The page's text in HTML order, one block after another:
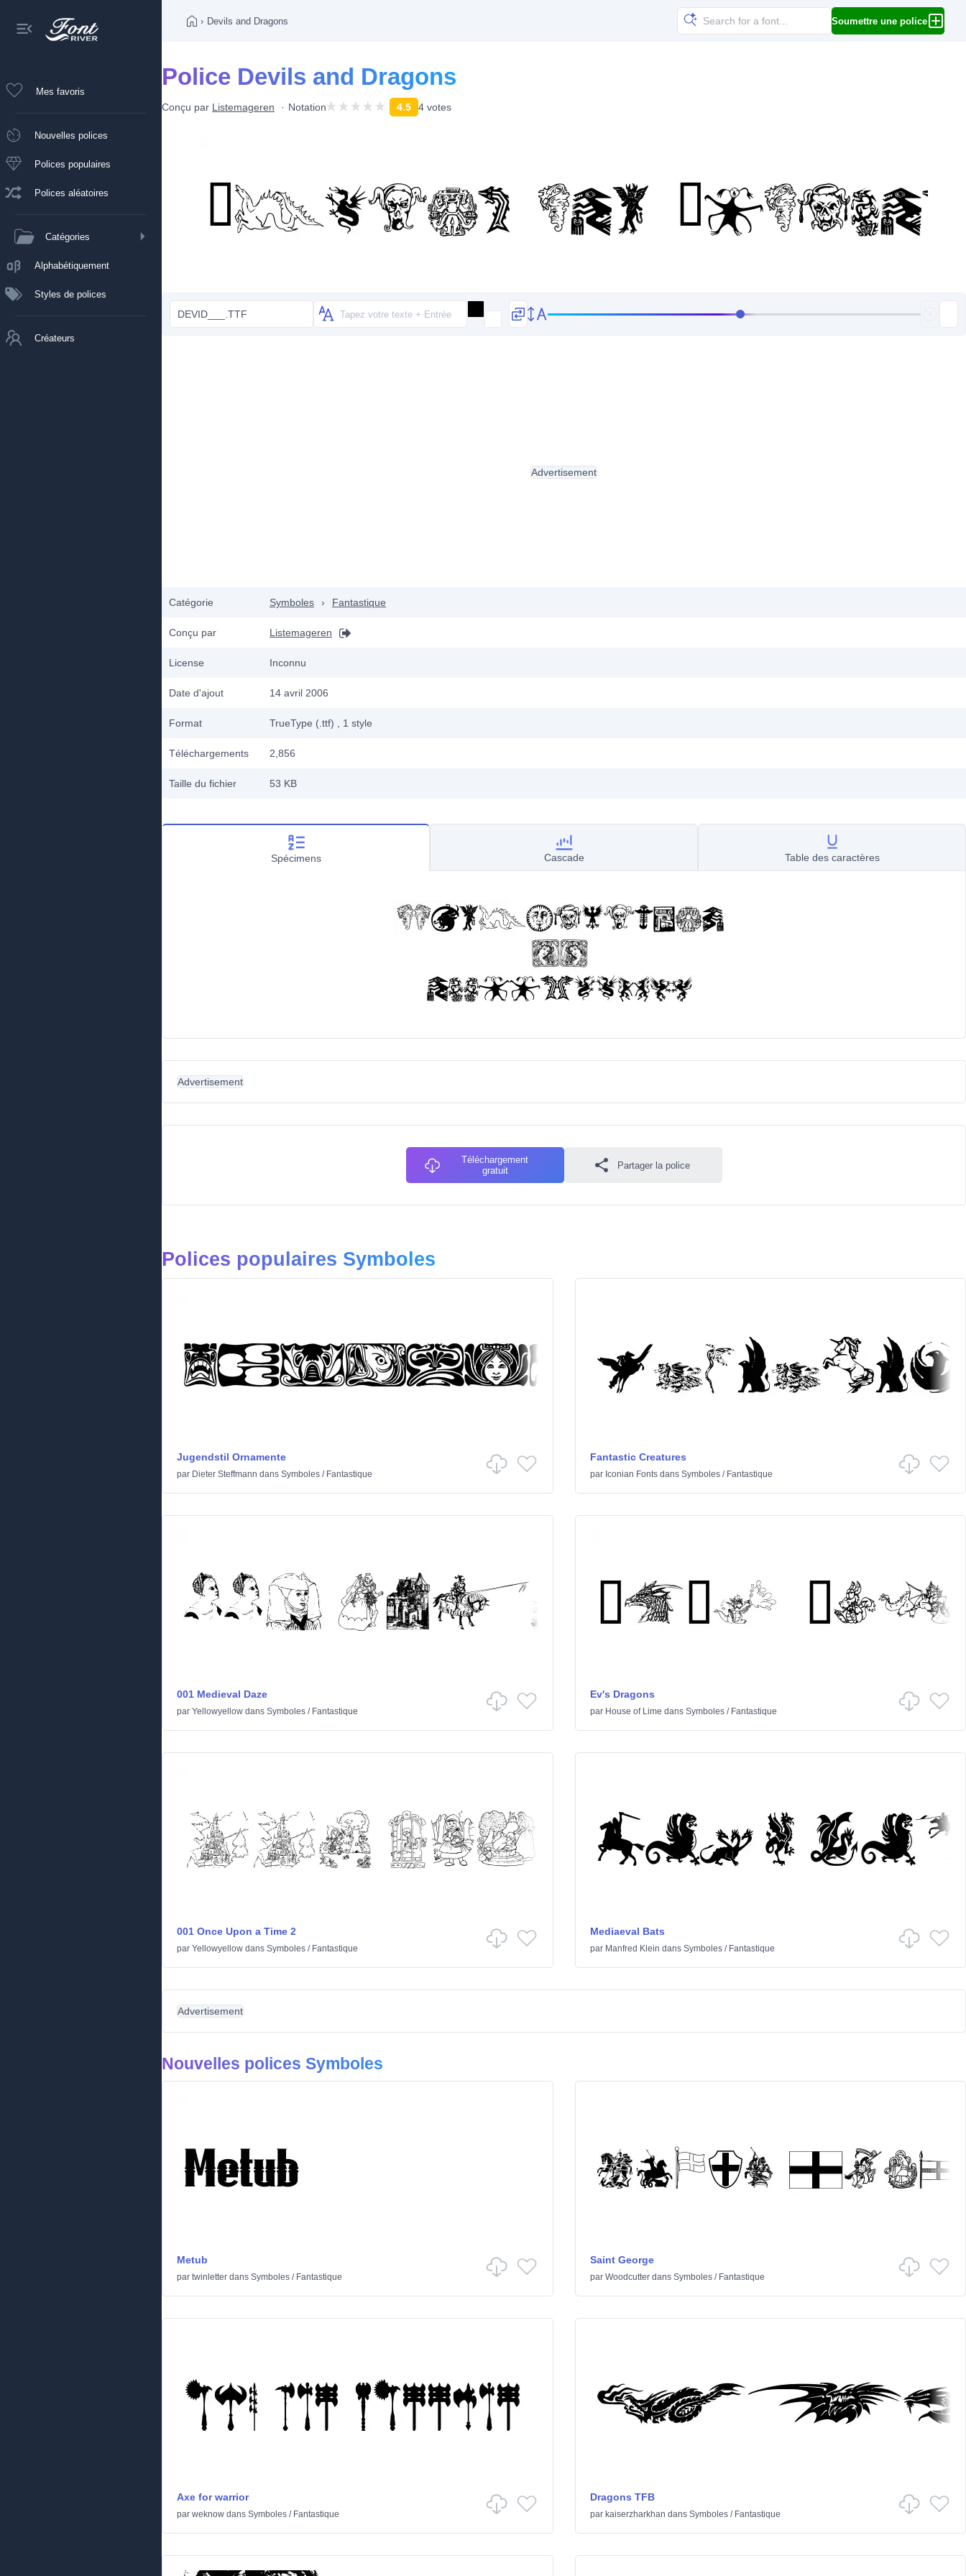
Mes favoris
Nouvelles polices
Polices populaires
Polices aléatoires
Catégories
Alphabétiquement
Styles de polices
Créateurs
› Devils and Dragons Soumettre une police
Police Devils and Dragons
Conçu par Listemageren Notation 4.5 4 votes
DEVID___.TTF
Catégorie Symboles › Fantastique
Conçu par Listemageren
License Inconnu
Date d'ajout 14 avril 2006
Format TrueType (.ttf) , 1 style
Téléchargements 2,856
Taille du fichier 53 KB
Advertisement
Spécimens Cascade Table des caractères
Advertisement
Téléchargement
gratuit
Partager la police
Polices populaires Symboles
Jugendstil Ornamente
par Dieter Steffmann dans Symboles / Fantastique
Fantastic Creatures
par Iconian Fontsdans Symboles/ Fantastique
001 Medieval Daze
par Yellowyellow dans Symboles / Fantastique
Ev's Dragons
par House of Lime dans Symboles/ Fantastique
001 Once Upon a Time 2
par Yellowyellow dans Symboles / Fantastique
Mediaeval Bats
par Manfred Klein dans Symboles/ Fantastique
Advertisement
Nouvelles polices Symboles
Metub
par twinletter dans Symboles / Fantastique
Saint George
par Woodcutterdans Symboles/ Fantastique
Axe for warrior
par weknow dans Symboles / Fantastique
Dragons TFB
par kaiserzharkhan dans Symboles/ Fantastique